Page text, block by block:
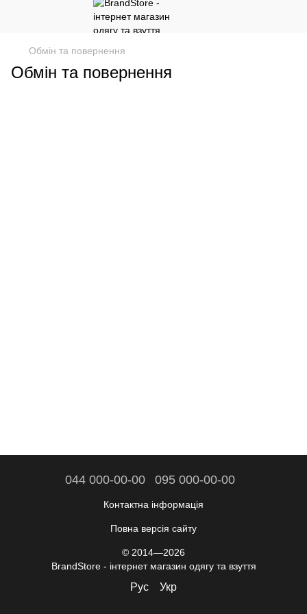
Обмін та повернення
Обмін та повернення
044 000-00-00 095 000-00-00
Контактна інформація
Повна версія сайту
© 2014—2026
BrandStore - інтернет магазин одягу та взуття
Рус Укр